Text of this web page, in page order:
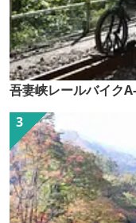
吾妻峡レールバイク